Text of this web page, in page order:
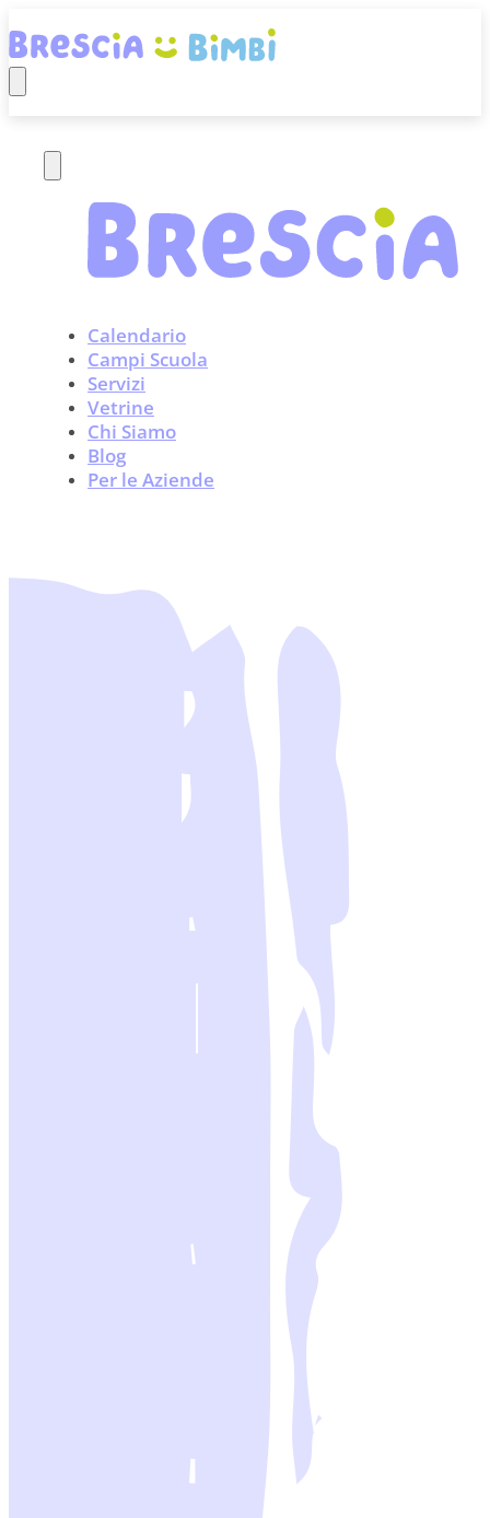
Calendario
Campi Scuola
Servizi
Vetrine
Chi Siamo
Blog
Per le Aziende